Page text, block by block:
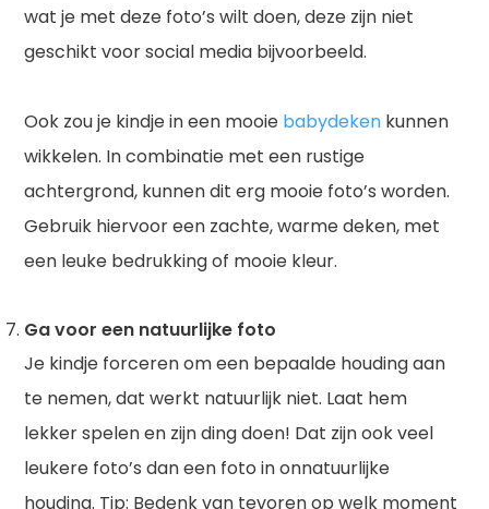
wat je met deze foto’s wilt doen, deze zijn niet
geschikt voor social media bijvoorbeeld.
Ook zou je kindje in een mooie babydeken kunnen
wikkelen. In combinatie met een rustige
achtergrond, kunnen dit erg mooie foto’s worden.
Gebruik hiervoor een zachte, warme deken, met
een leuke bedrukking of mooie kleur.
Ga voor een natuurlijke foto
Je kindje forceren om een bepaalde houding aan
te nemen, dat werkt natuurlijk niet. Laat hem
lekker spelen en zijn ding doen! Dat zijn ook veel
leukere foto’s dan een foto in onnatuurlijke
houding. Tip: Bedenk van tevoren op welk moment